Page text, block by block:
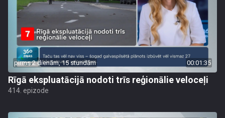
pirms 2 dienām, 15 stundām 00:01:35
Rīgā ekspluatācijā nodoti trīs reģionālie veloceļi
414. epizode